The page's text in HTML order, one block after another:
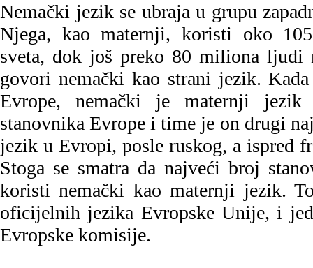
Nemački jezik se ubraja u grupu
Njega, kao maternji, koristi oko
sveta, dok još preko 80 miliona ljudi
govori nemački kao strani jezik.
Evrope, nemački je maternji
stanovnika Evrope i time je on drugi
jezik u Evropi, posle ruskog, a ispred
Stoga se smatra da najveći broj
koristi nemački kao maternji jezik.
oficijelnih jezika Evropske Unije, i
Evropske komisije.